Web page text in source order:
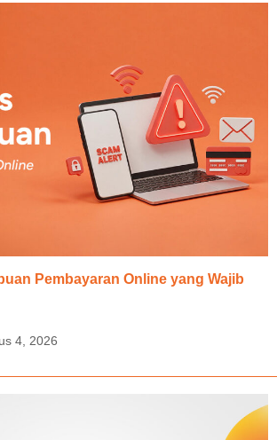
Pembayaran Online yang Wajib
4, 2026